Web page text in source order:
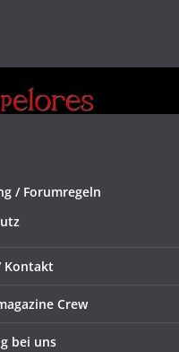
/ Forumregeln
Kontakt
Crew
bei uns